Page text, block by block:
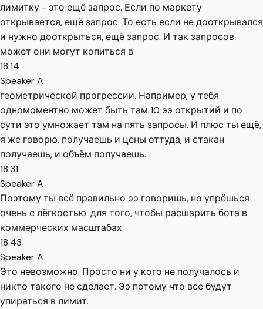
лимитку - это ещё запрос. Если по маркету
открывается, ещё запрос. То есть если не дооткрывался
и нужно дооткрыться, ещё запрос. И так запросов
может они могут копиться в
18:14
Speaker A
геометрической прогрессии. Например, у тебя
одномоментно может быть там 10 ээ открытий и по
сути это умножает там на пять запросы. И плюс ты ещё,
я же говорю, получаешь и цены оттуда, и стакан
получаешь, и объём получаешь.
18:31
Speaker A
Поэтому ты всё правильно ээ говоришь, но упрёшься
очень с лёгкостью. для того, чтобы расшарить бота в
коммерческих масштабах.
18:43
Speaker A
Это невозможно. Просто ни у кого не получалось и
никто такого не сделает. Ээ потому что все будут
упираться в лимит.